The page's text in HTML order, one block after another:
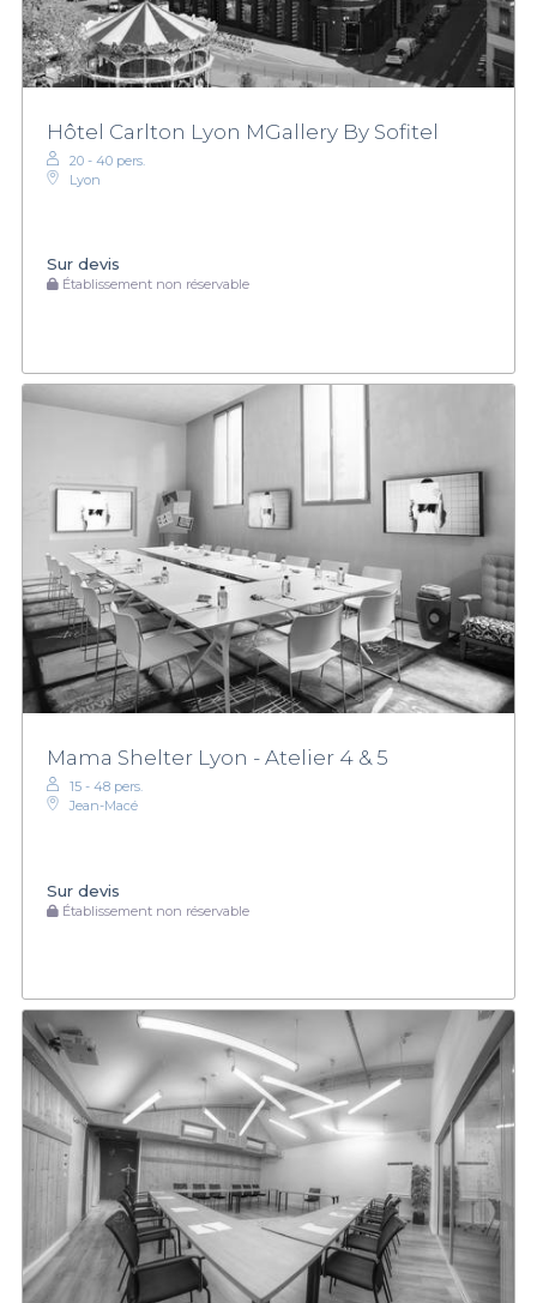
Hôtel Carlton Lyon MGallery By Sofitel
20 - 40 pers.
Lyon
Sur devis
Établissement non réservable
Mama Shelter Lyon - Atelier 4 & 5
15 - 48 pers.
Jean-Macé
Sur devis
Établissement non réservable